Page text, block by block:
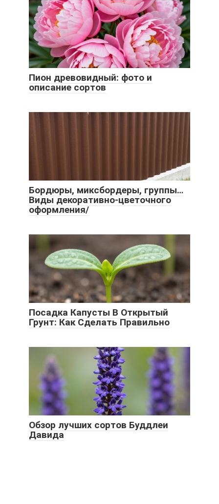
Пион древовидный: фото и
описание сортов
Бордюры, миксбордеры, группы…
Виды декоративно-цветочного
оформления/
Посадка Капусты В Открытый
Грунт: Как Сделать Правильно
Обзор лучших сортов Буддлеи
Давида